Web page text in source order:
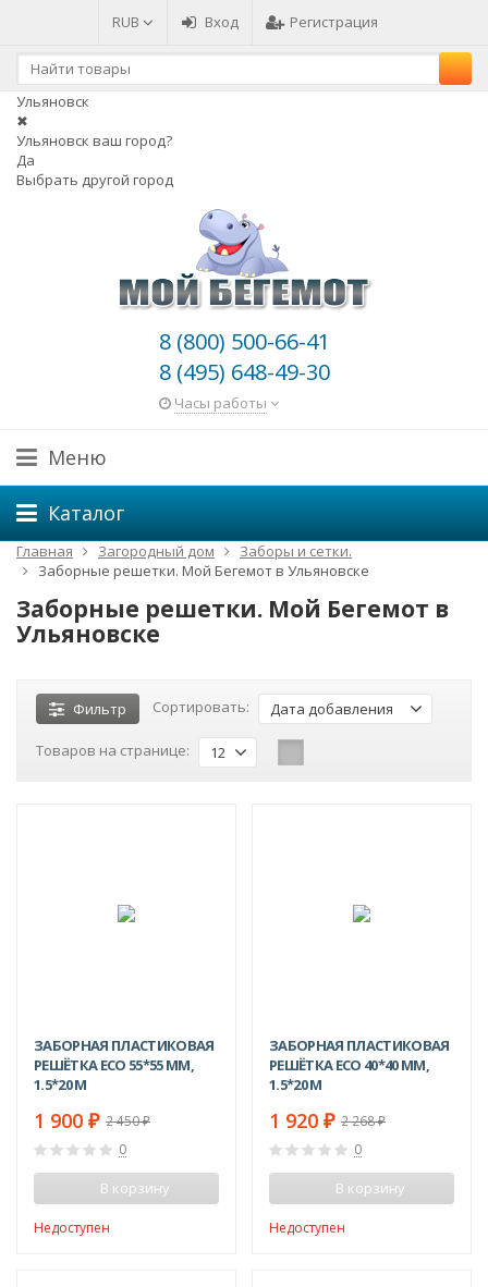
RUB Вход Регистрация
Ульяновск
✖
Ульяновск ваш город?
Да
Выбрать другой город
8 (800) 500-66-41
8 (495) 648-49-30
Часы работы
Меню
Каталог
Главная Загородный дом
Заборы и сетки.
Заборные решетки. Мой Бегемот в Ульяновске
Заборные решетки. Мой Бегемот в
Ульяновске
Фильтр Сортировать: Дата добавления
Товаров на странице: 12
ЗАБОРНАЯ ПЛАСТИКОВАЯ
РЕШЁТКА ECO 55*55 ММ,
1.5*20 М
1 900 ₽ 2 450₽
0
В корзину
Недоступен
ЗАБОРНАЯ ПЛАСТИКОВАЯ
РЕШЁТКА ECO 40*40 ММ,
1.5*20 М
1 920 ₽ 2 268₽
0
В корзину
Недоступен